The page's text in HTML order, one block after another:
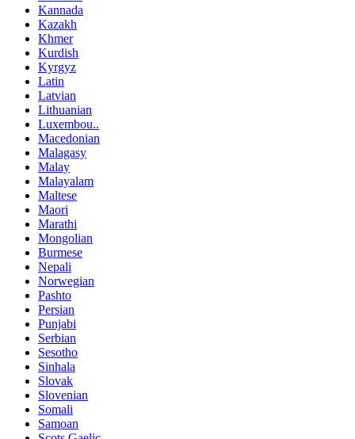
Kannada
Kazakh
Khmer
Kurdish
Kyrgyz
Latin
Latvian
Lithuanian
Luxembou..
Macedonian
Malagasy
Malay
Malayalam
Maltese
Maori
Marathi
Mongolian
Burmese
Nepali
Norwegian
Pashto
Persian
Punjabi
Serbian
Sesotho
Sinhala
Slovak
Slovenian
Somali
Samoan